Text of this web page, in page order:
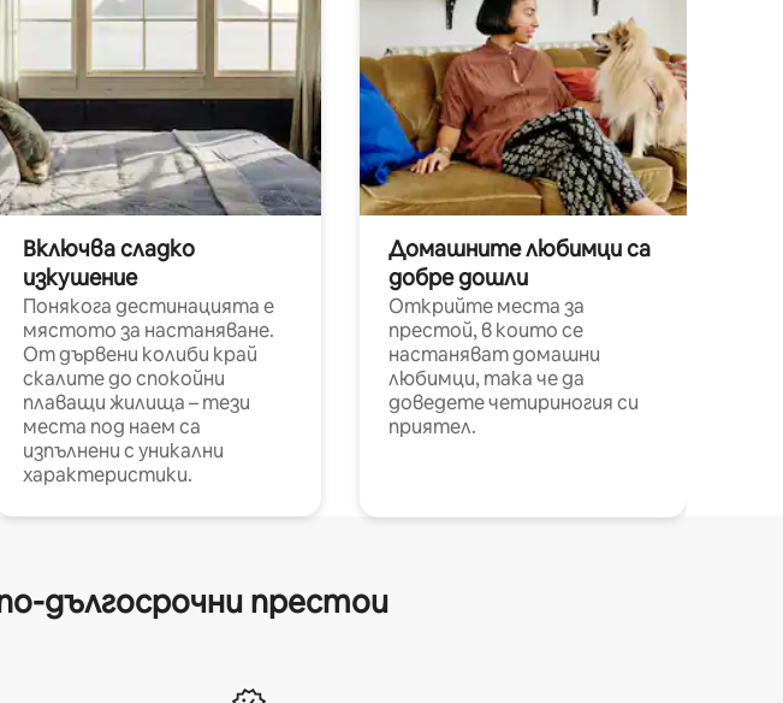
Включва сладко
изкушение
Понякога дестинацията е
мястото за настаняване.
От дървени колиби край
скалите до спокойни
плаващи жилища – тези
места под наем са
изпълнени с уникални
характеристики.
Домашните любимци са
добре дошли
Открийте места за
престой, в които се
настаняват домашни
любимци, така че да
доведете четириногия си
приятел.
дългосрочни престои